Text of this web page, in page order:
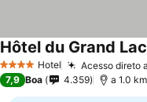
4 EstrelasHotel Acesso direto
Hôtel du Grand
7,9 Boa 4.359 a 1.0